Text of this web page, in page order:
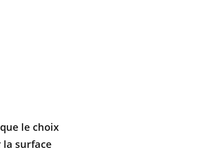
le choix
surface